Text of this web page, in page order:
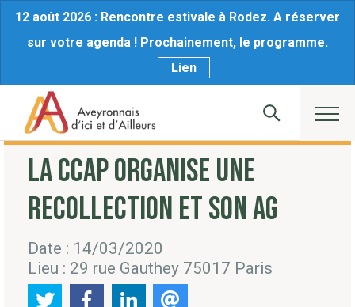
12 août 2026 : Rencontre estivale à Rodez. A réserver
sur votre agenda ! Prochainement, le programme.
Lien
LA CCAP ORGANISE UNE
RECOLLECTION ET SON AG
Date : 14/03/2020
Lieu : 29 rue Gauthey 75017 Paris